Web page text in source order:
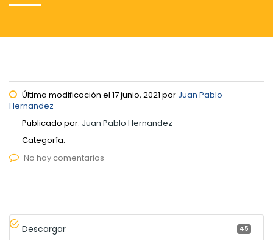
Última modificación el 17 junio, 2021 por Juan Pablo
Hernandez
Publicado por: Juan Pablo Hernandez
Categoría:
No hay comentarios
Descargar 45